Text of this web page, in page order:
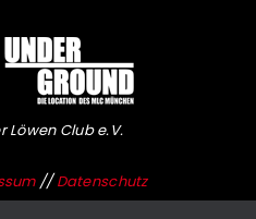
Löwen Club e.V.
//Datenschutz